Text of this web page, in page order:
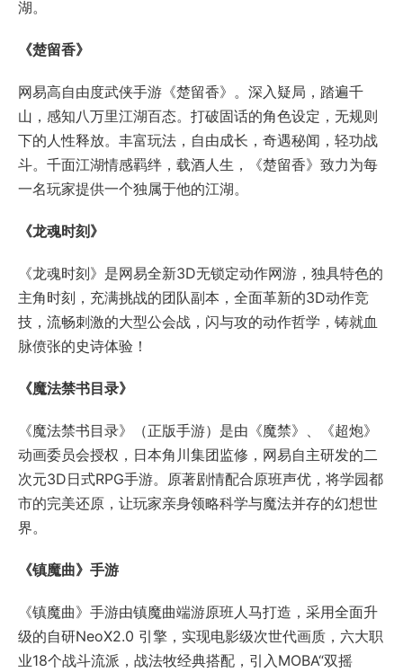
《龙魂时刻》
《龙魂时刻》是网易全新3D无锁定动作网游，独具特色的
技，流畅刺激的大型公会战，闪与攻的动作哲学，铸就血
脉偾张的史诗体验！
《魔法禁书目录》
动画委员会授权，日本角川集团监修，网易自主研发的二
市的完美还原，让玩家亲身领略科学与魔法并存的幻想世
界。
《镇魔曲》手游
《镇魔曲》手游由镇魔曲端游原班人马打造，采用全面升
业18个战斗流派，战法牧经典搭配，引入MOBA“双摇
杆”操作，开创即时制MMO战斗新纪元！30多个野P战
场，点对点真人自由交易，带给你原汁原味的MMO乐趣。
《九州海上牧云记》
网易自研年度巨制，电视剧《九州海上牧云记》同名正版
原电视剧剧情及场景，凝聚九州幻想世界观精神内核，强
代入感、高自由度、对立阵营、重度社交为核心体验。